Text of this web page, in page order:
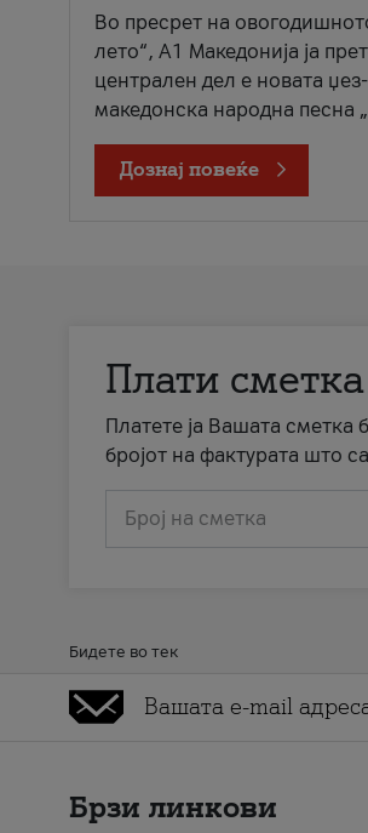
Во пресрет на
лето“, А1 Македонија ја
централен дел е новата
македонска народна песна
Дознај повеќе
Плати сметка
Платете ја Вашата сметка
бројот на фактурата што
Број на сметка
Бидете во тек
Брзи линкови